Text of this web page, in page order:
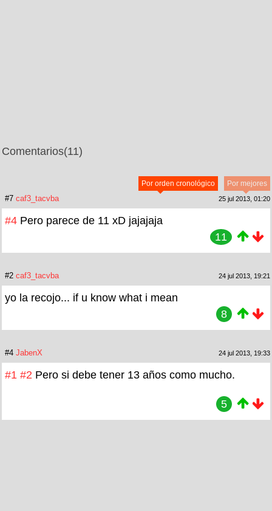
Comentarios(11)
Por mejores
Por orden cronológico
#7 caf3_tacvba 25 jul 2013, 01:20
#4 Pero parece de 11 xD jajajaja
11
#2 caf3_tacvba 24 jul 2013, 19:21
yo la recojo... if u know what i mean
8
#4 JabenX 24 jul 2013, 19:33
#1 #2 Pero si debe tener 13 años como mucho.
5